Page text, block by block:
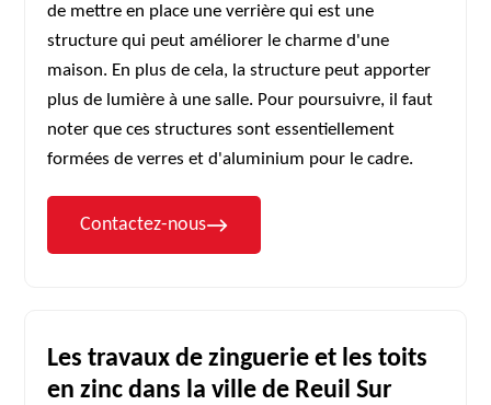
de mettre en place une verrière qui est une
structure qui peut améliorer le charme d'une
maison. En plus de cela, la structure peut apporter
plus de lumière à une salle. Pour poursuivre, il faut
noter que ces structures sont essentiellement
formées de verres et d'aluminium pour le cadre.
Contactez-nous
Les travaux de zinguerie et les toits
en zinc dans la ville de Reuil Sur